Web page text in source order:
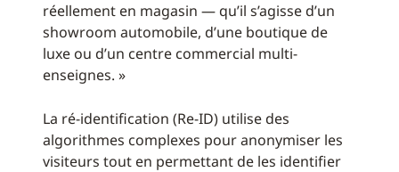
réellement en magasin — qu’il s’agisse d’un
showroom automobile, d’une boutique de
luxe ou d’un centre commercial multi-
enseignes. »
La ré-identification (Re-ID) utilise des
algorithmes complexes pour anonymiser les
visiteurs tout en permettant de les identifier